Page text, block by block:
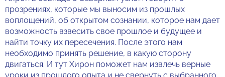
прозрениях, которые мы выносим из прошлых
воплощений, об открытом сознании, которое нам дает
возможность взвесить свое прошлое и будущее и
найти точку их пересечения. После этого нам
необходимо принять решение, в какую сторону
двигаться. И тут Хирон поможет нам извлечь верные